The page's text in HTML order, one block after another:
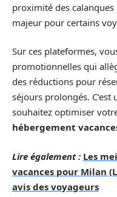
proximité des
majeur pour certains
Sur ces plateformes,
promotionnelles qui
des réductions pour
séjours prolongés.
souhaitez optimiser
hébergement
Lire également : Les
vacances pour Milan
avis des voyageurs